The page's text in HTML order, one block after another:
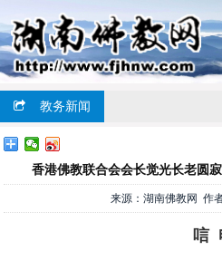
教务新闻
香港佛教联合会会长觉光长老圆
来源：湖南佛教网 作
唁